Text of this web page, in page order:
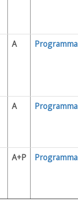
A Programma
A Programma
A+P Programma